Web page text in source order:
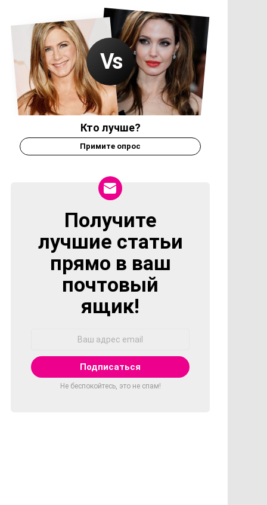
Кто лучше?
Примите опрос
NEWSLETTER
Получите
лучшие статьи
прямо в ваш
почтовый
ящик!
Не беспокойтесь, это не спам!